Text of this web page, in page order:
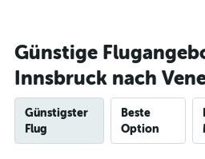
Günstige
Innsbruck nach
Günstigster
Flug
Beste
Option